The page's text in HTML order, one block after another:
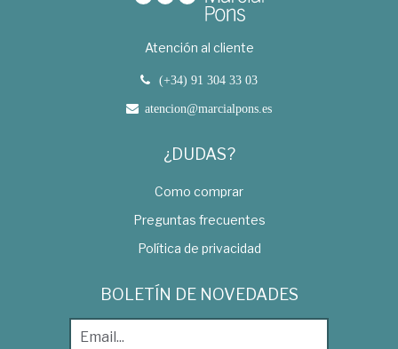
Atención al cliente
(+34) 91 304 33 03
atencion@marcialpons.es
¿DUDAS?
Como comprar
Preguntas frecuentes
Política de privacidad
BOLETÍN DE NOVEDADES